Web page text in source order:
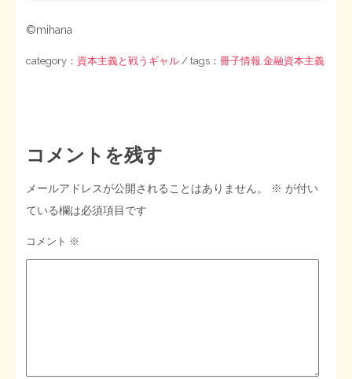
©mihana
category： 資本主義と戦うギャル / tags：冊子情報 ,金融資本主義
コメントを残す
メールアドレスが公開されることはありません。 ※ が付い
ている欄は必須項目です
コメント ※